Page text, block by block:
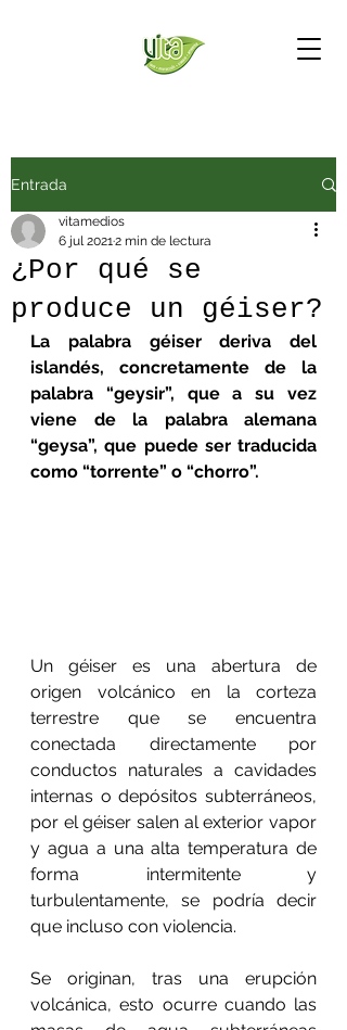
Entrada
¿Por qué se
produce un géiser?
vitamedios
6 jul 20212 min de lectura
La palabra géiser deriva del
islandés, concretamente de la
palabra “geysir”, que a su vez
viene de la palabra alemana
“geysa”, que puede ser traducida
como “torrente” o “chorro”.
Un géiser es una abertura de
origen volcánico en la corteza
terrestre que se encuentra
conectada directamente por
conductos naturales a cavidades
internas o depósitos subterráneos,
por el géiser salen al exterior vapor
y agua a una alta temperatura de
forma intermitente y
turbulentamente, se podría decir
que incluso con violencia.
Se originan, tras una erupción
volcánica, esto ocurre cuando las